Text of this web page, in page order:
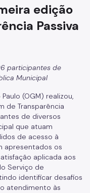
e Qualidade da
Instâncias
para o Comitê
edição
Passiva
participantes de
Municipal
(OGM) realizou,
de Transparência
de diversos
que atuam
de acesso à
apresentados os
aplicada aos
Serviço de
identificar desafios
atendimento às